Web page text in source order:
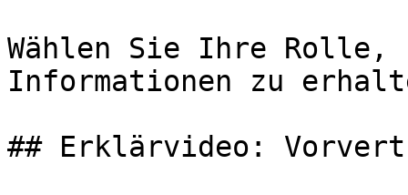
Wählen Sie Ihre Rolle,
Informationen zu
## Erklärvideo: